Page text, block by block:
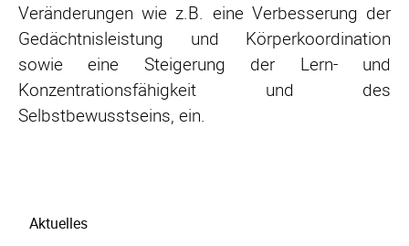
Veränderungen wie z.B. eine Verbesserung der
Gedächtnisleistung und Körperkoordination
sowie eine Steigerung der Lern- und
Konzentrationsfähigkeit und des
Selbstbewusstseins, ein.
überspringen
Aktuelles